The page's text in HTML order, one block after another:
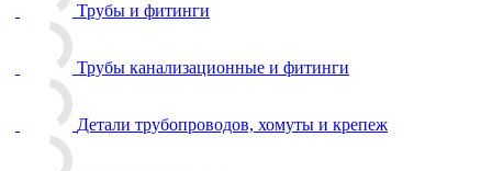
Трубы и фитинги
Трубы канализационные и фитинги
Детали трубопроводов, хомуты и крепеж